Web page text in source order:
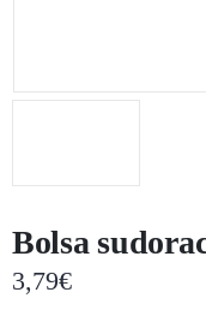
Bolsa
3,79€